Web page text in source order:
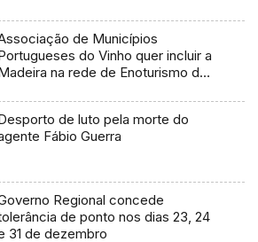
de Municípios
do Vinho quer incluir a
na rede de Enoturismo de
de luto pela morte do
Fábio Guerra
Regional concede
de ponto nos dias 23, 24
31 de dezembro